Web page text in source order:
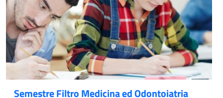
Semestre Filtro Medicina ed Odontoiatria